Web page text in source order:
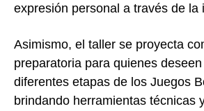
expresión personal a través de la
Asimismo, el taller se proyecta
preparatoria para quienes
diferentes etapas de los Juegos
brindando herramientas técnicas